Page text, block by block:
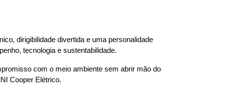
dirigibilidade divertida e uma personalidade
tecnologia e sustentabilidade.
com o meio ambiente sem abrir mão do
Cooper Elétrico.